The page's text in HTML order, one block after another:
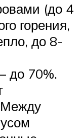
(до 4
горения,
до 8-
до 70%.
Между